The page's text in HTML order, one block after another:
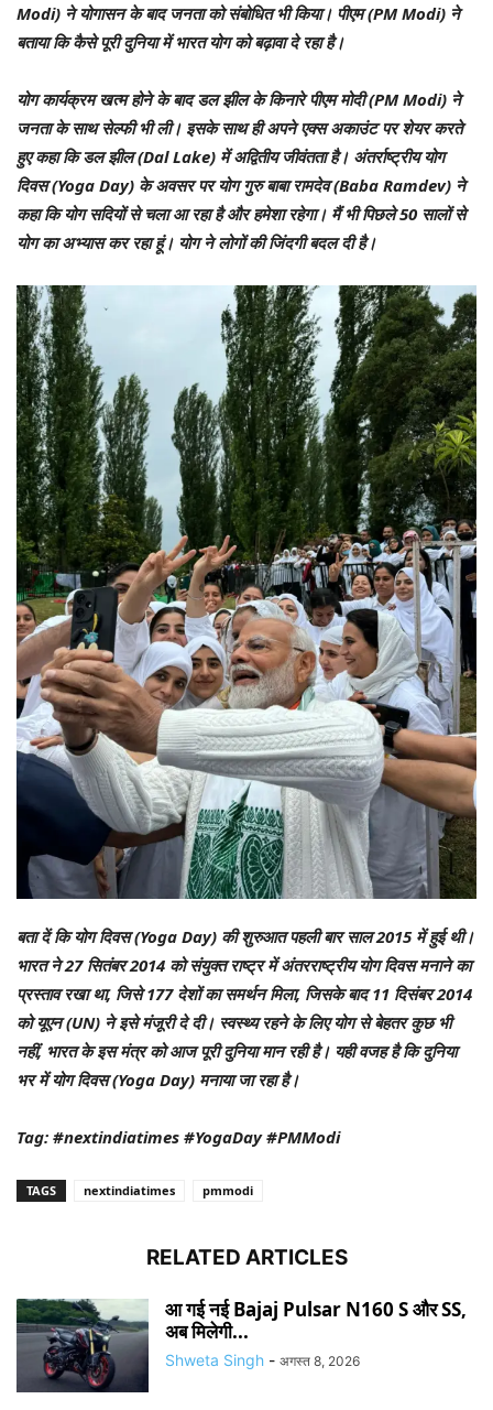
Modi) ने योगासन के बाद जनता को संबोधित भी किया। पीएम (PM Modi) ने
बताया कि कैसे पूरी दुनिया में भारत योग को बढ़ावा दे रहा है।
योग कार्यक्रम खत्‍म होने के बाद डल झील के किनारे पीएम मोदी (PM Modi) ने
जनता के साथ सेल्‍फी भी ली। इसके साथ ही अपने एक्‍स अकाउंट पर शेयर करते
हुए कहा कि डल झील (Dal Lake) में अद्वितीय जीवंतता है। अंतर्राष्ट्रीय योग
दिवस (Yoga Day) के अवसर पर योग गुरु बाबा रामदेव (Baba Ramdev) ने
कहा कि योग सदियों से चला आ रहा है और हमेशा रहेगा। मैं भी पिछले 50 सालों से
योग का अभ्यास कर रहा हूं। योग ने लोगों की जिंदगी बदल दी है।
बता दें कि योग दिवस (Yoga Day) की शुरुआत पहली बार साल 2015 में हुई थी।
भारत ने 27 सितंबर 2014 को संयुक्त राष्ट्र में अंतरराष्ट्रीय योग दिवस मनाने का
प्रस्ताव रखा था, जिसे 177 देशों का समर्थन मिला, जिसके बाद 11 दिसंबर 2014
को यूएन (UN) ने इसे मंजूरी दे दी। स्वस्थ्य रहने के लिए योग से बेहतर कुछ भी
नहीं, भारत के इस मंत्र को आज पूरी दुनिया मान रही है। यही वजह है कि दुनिया
भर में योग दिवस (Yoga Day) मनाया जा रहा है।
Tag: #nextindiatimes #YogaDay #PMModi
TAGS nextindiatimes pmmodi
RELATED ARTICLES
आ गई नई Bajaj Pulsar N160 S और SS,
अब मिलेगी...
Shweta Singh - अगस्त 8, 2026